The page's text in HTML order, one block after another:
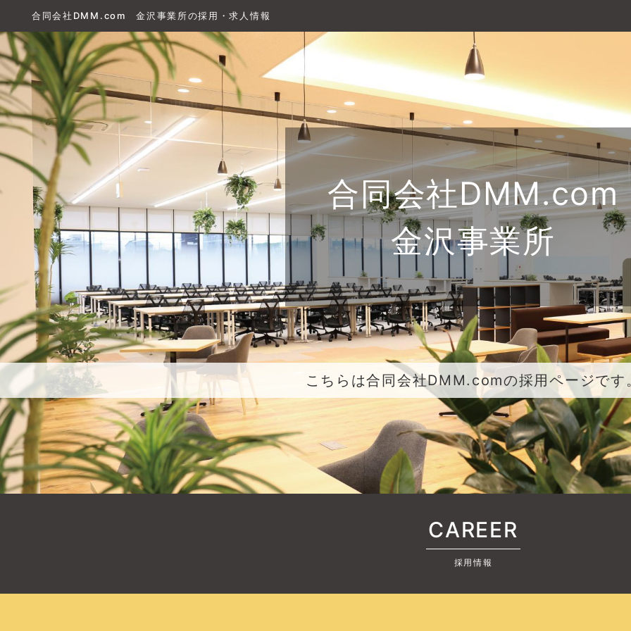
合同会社DMM.com 金沢事業所の採用・求人情報
合同会社DMM.com
金沢事業所
こちらは合同会社DMM.comの採用ページです
CAREER
採用情報